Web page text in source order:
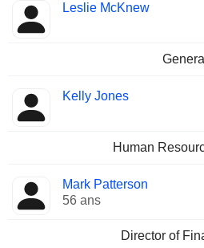
Leslie McKnew
Kelly Jones
Human
Mark Patterson
56 ans
Director of